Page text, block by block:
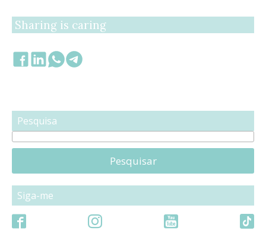
Sharing is caring
Pesquisa
Pesquisar
Siga-me